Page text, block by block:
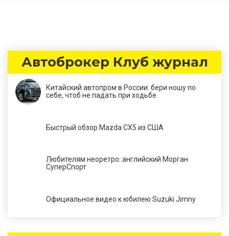
Автоброкер Клуб журнал
Китайский автопром в России: бери ношу по
себе, чтоб не падать при ходьбе
Быстрый обзор Mazda CX5 из США
Любителям неоретро: английский Морган
СуперСпорт
Официальное видео к юбилею Suzuki Jimny